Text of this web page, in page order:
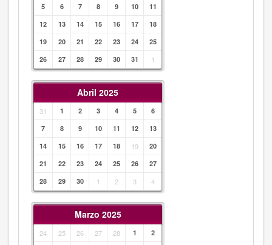
5 6 7 8 9 10
11
12
13 14 15 16 17
18
19
20 21 22 23 24
25
26
27 28 29 30 31 1
Abril 2025
31 1 2 3 4 5
6
7
8 9 10 11 12
13
14
15 16 17 18 19
20
21
22 23 24 25 26
27
28
29 30 1 2 3 4
Marzo 2025
24 25 26 27 28 1
2